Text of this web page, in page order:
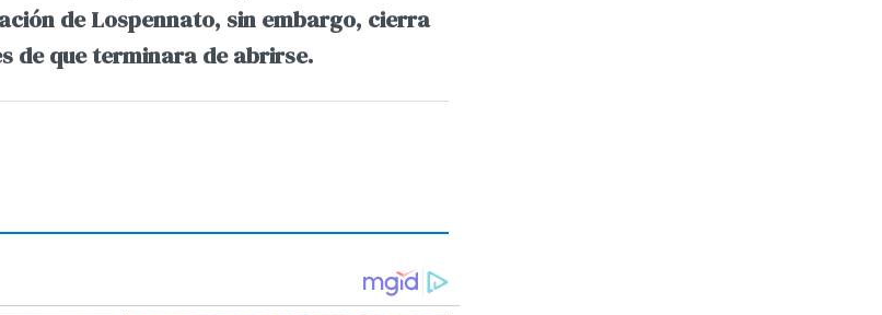
de Lospennato, sin embargo, cierra
de que terminara de abrirse.